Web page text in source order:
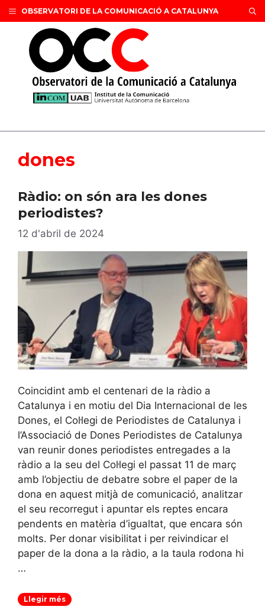
Vés
al
contingut
OBSERVATORI DE LA COMUNICACIÓ A CATALUNYA
dones
Ràdio: on són ara les dones
periodistes?
12 d'abril de 2024
Coincidint amb el centenari de la ràdio a
Catalunya i en motiu del Dia Internacional de les
Dones, el Col·legi de Periodistes de Catalunya i
l’Associació de Dones Periodistes de Catalunya
van reunir dones periodistes entregades a la
ràdio a la seu del Col·legi el passat 11 de març
amb l’objectiu de debatre sobre el paper de la
dona en aquest mitjà de comunicació, analitzar
el seu recorregut i apuntar els reptes encara
pendents en matèria d’igualtat, que encara són
molts. Per donar visibilitat i per reivindicar el
paper de la dona a la ràdio, a la taula rodona hi
…
Llegir més